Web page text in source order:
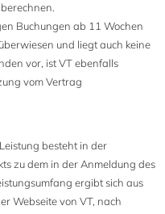
Buchungen ab 11 Wochen
und liegt auch keine
vor, ist VT ebenfalls
vom Vertrag
besteht in der
zu dem in der Anmeldung des
ergibt sich aus
Webseite von VT, nach